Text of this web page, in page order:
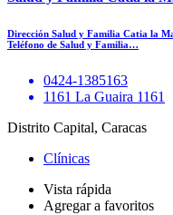
Dirección Salud y Familia Catia la
Teléfono de Salud y Familia…
0424-1385163
1161 La Guaira 1161
Distrito Capital, Caracas
Clínicas
Vista rápida
Agregar a favoritos